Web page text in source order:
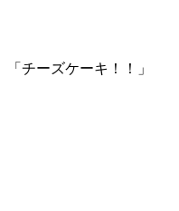
「チーズケーキ！！」